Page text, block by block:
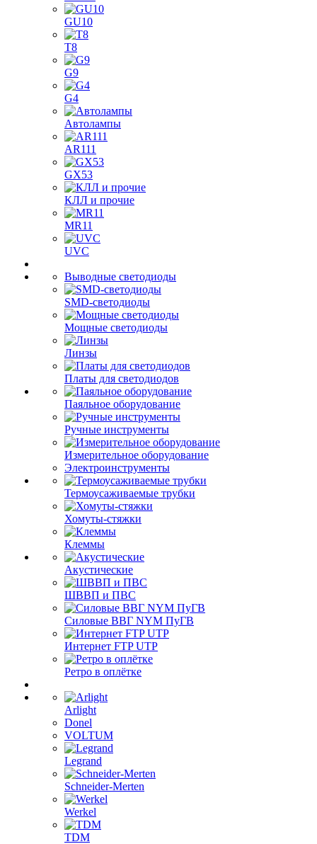
GU10
T8
G9
G4
Автолампы
AR111
GX53
КЛЛ и прочие
MR11
UVC
Выводные светодиоды
SMD-светодиоды
Мощные светодиоды
Линзы
Платы для светодиодов
Паяльное оборудование
Ручные инструменты
Измерительное оборудование
Электроинструменты
Термоусаживаемые трубки
Хомуты-стяжки
Клеммы
Акустические
ШВВП и ПВС
Силовые ВВГ NYM ПуГВ
Интернет FTP UTP
Ретро в оплётке
Arlight
Donel
VOLTUM
Legrand
Schneider-Merten
Werkel
TDM